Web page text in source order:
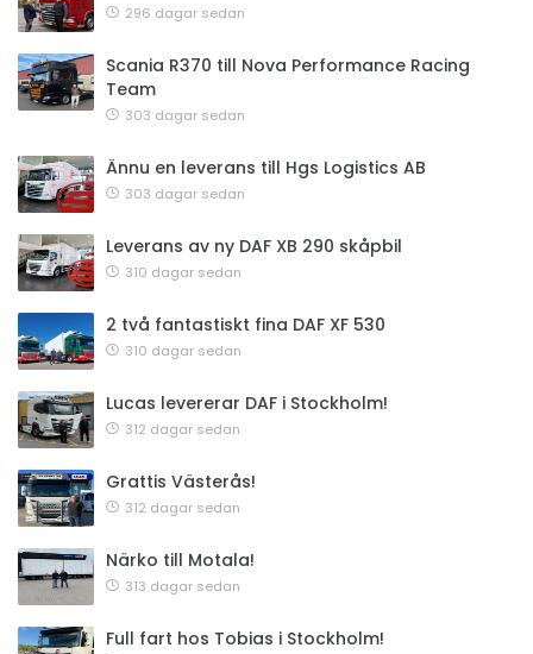
296 dagar sedan
Scania R370 till Nova Performance Racing
Team
303 dagar sedan
Ännu en leverans till Hgs Logistics AB
303 dagar sedan
Leverans av ny DAF XB 290 skåpbil
310 dagar sedan
2 två fantastiskt fina DAF XF 530
310 dagar sedan
Lucas levererar DAF i Stockholm!
312 dagar sedan
Grattis Västerås!
312 dagar sedan
Närko till Motala!
313 dagar sedan
Full fart hos Tobias i Stockholm!